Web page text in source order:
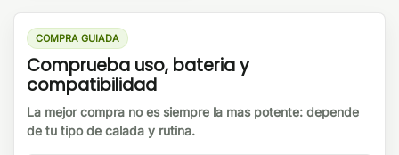
COMPRA GUIADA
Comprueba uso, bateria y
compatibilidad
La mejor compra no es siempre la mas potente: depende
de tu tipo de calada y rutina.